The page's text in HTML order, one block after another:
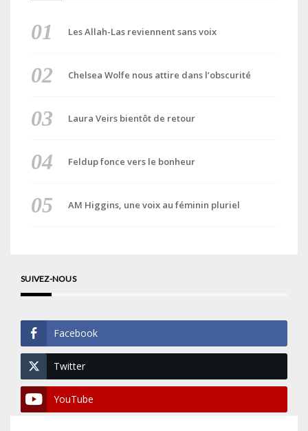
Les Allah-Las reviennent sans voix
Chelsea Wolfe nous attire dans l’obscurité
Laura Veirs bientôt de retour
Feldup fonce vers le bonheur
AM Higgins, une voix au féminin pluriel
SUIVEZ-NOUS
Facebook
Twitter
YouTube